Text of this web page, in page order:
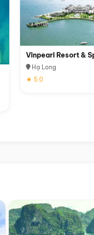
Vinpearl Resort &
Hạ Long
★ 5.0